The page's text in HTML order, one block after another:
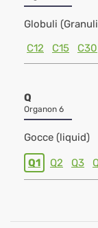
Globuli
C12
C15 C30
Q
Organon 6
Gocce (liquid)
Q1 Q2 Q3